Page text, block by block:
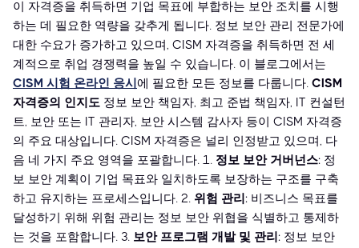
이 자격증을 취득하면 기업 목표에 부합하는 보안 조치를 시행
하는 데 필요한 역량을 갖추게 됩니다. 정보 보안 관리 전문가에
대한 수요가 증가하고 있으며, CISM 자격증을 취득하면 전 세
계적으로 취업 경쟁력을 높일 수 있습니다. 이 블로그에서는
CISM 시험 온라인 응시에 필요한 모든 정보를 다룹니다. CISM
자격증의 인지도 정보 보안 책임자, 최고 준법 책임자, IT 컨설턴
트, 보안 또는 IT 관리자, 보안 시스템 감사자 등이 CISM 자격증
의 주요 대상입니다. CISM 자격증은 널리 인정받고 있으며, 다
음 네 가지 주요 영역을 포괄합니다. 1. 정보 보안 거버넌스: 정
보 보안 계획이 기업 목표와 일치하도록 보장하는 구조를 구축
하고 유지하는 프로세스입니다. 2. 위험 관리: 비즈니스 목표를
달성하기 위해 위험 관리는 정보 보안 위협을 식별하고 통제하
는 것을 포함합니다. 3. 보안 프로그램 개발 및 관리: 정보 보안